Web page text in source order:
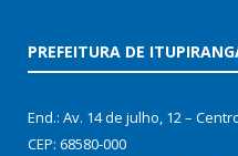
PREFEITURA DE
End.: Av. 14 de julho, 12 –
CEP: 68580-000